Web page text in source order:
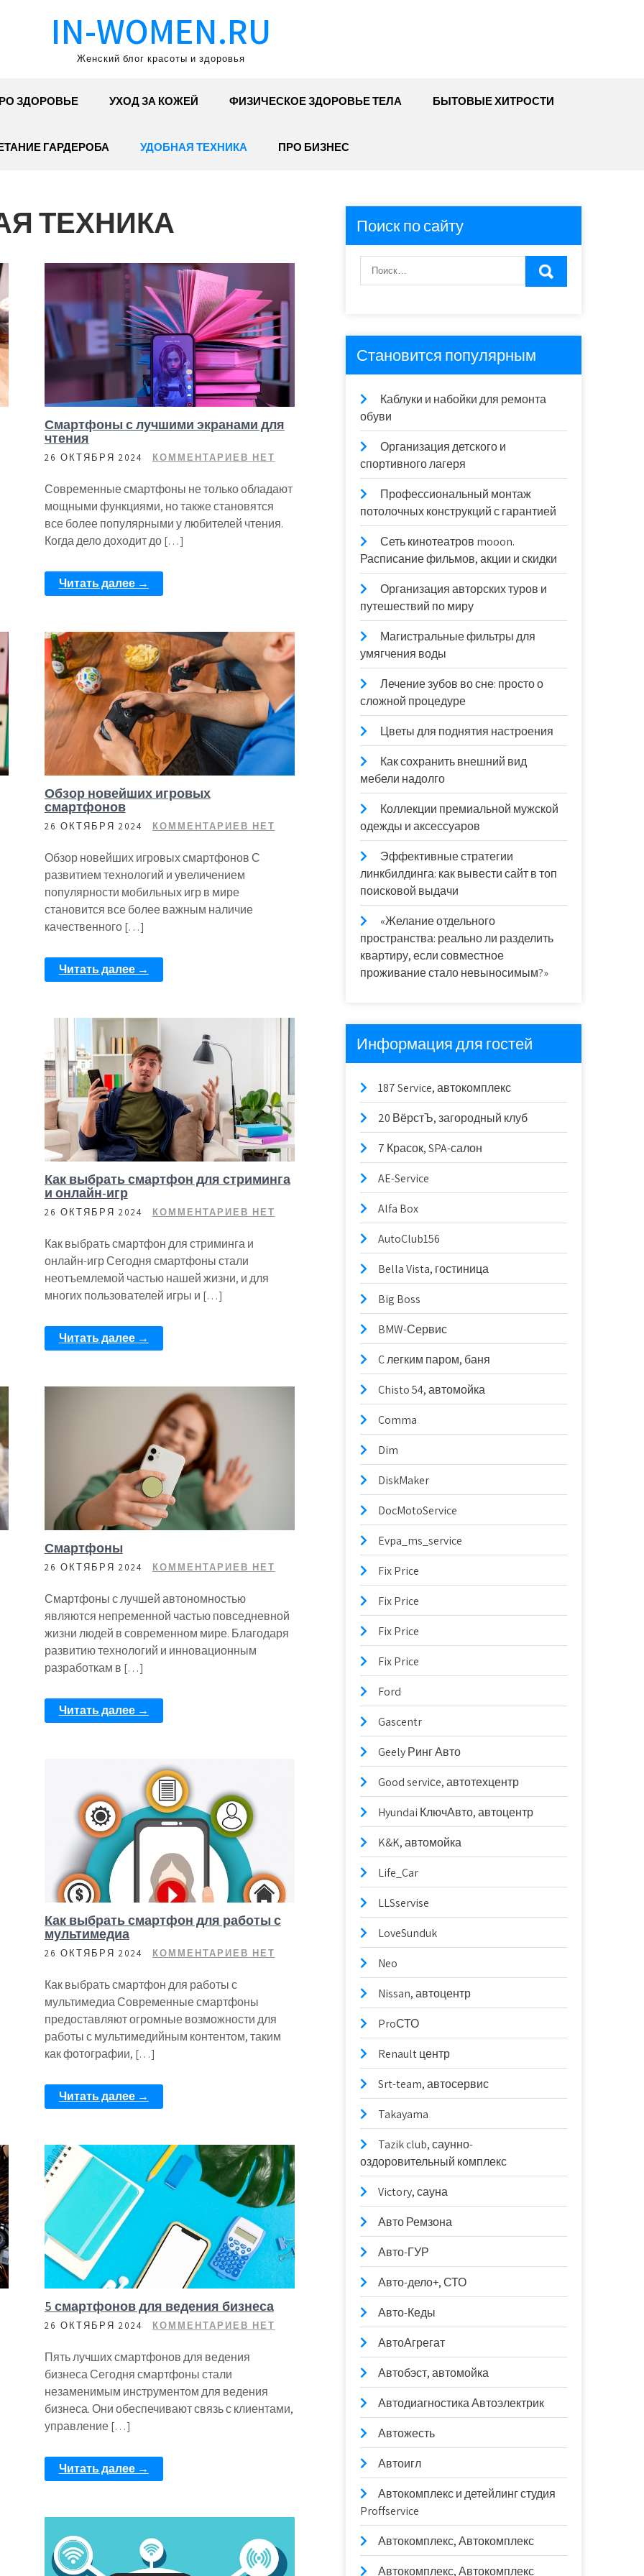
IN-WOMEN.RU
Женский блог красоты и здоровья
ЗДОРОВЬЕ УХОД ЗА КОЖЕЙ ФИЗИЧЕСКОЕ ЗДОРОВЬЕ ТЕЛА БЫТОВЫЕ ХИТРОСТИ
ГАРДЕРОБА УДОБНАЯ ТЕХНИКА ПРО БИЗНЕС
ТЕХНИКА
Смартфоны с лучшими экранами для
чтения
26 ОКТЯБРЯ 2024 КОММЕНТАРИЕВ НЕТ
Современные смартфоны не только обладают
мощными функциями, но также становятся
все более популярными у любителей чтения.
Когда дело доходит до […]
Читать далее →
Обзор новейших игровых
смартфонов
26 ОКТЯБРЯ 2024 КОММЕНТАРИЕВ НЕТ
Обзор новейших игровых смартфонов С
развитием технологий и увеличением
популярности мобильных игр в мире
становится все более важным наличие
качественного […]
Читать далее →
Как выбрать смартфон для стриминга
и онлайн-игр
26 ОКТЯБРЯ 2024 КОММЕНТАРИЕВ НЕТ
Как выбрать смартфон для стриминга и
онлайн-игр Сегодня смартфоны стали
неотъемлемой частью нашей жизни, и для
многих пользователей игры и […]
Читать далее →
Смартфоны
26 ОКТЯБРЯ 2024 КОММЕНТАРИЕВ НЕТ
Смартфоны с лучшей автономностью
являются непременной частью повседневной
жизни людей в современном мире. Благодаря
развитию технологий и инновационным
разработкам в […]
Читать далее →
Как выбрать смартфон для работы с
мультимедиа
26 ОКТЯБРЯ 2024 КОММЕНТАРИЕВ НЕТ
Как выбрать смартфон для работы с
мультимедиа Современные смартфоны
предоставляют огромные возможности для
работы с мультимедийным контентом, таким
как фотографии, […]
Читать далее →
5 смартфонов для ведения бизнеса
26 ОКТЯБРЯ 2024 КОММЕНТАРИЕВ НЕТ
Пять лучших смартфонов для ведения
бизнеса Сегодня смартфоны стали
незаменимым инструментом для ведения
бизнеса. Они обеспечивают связь с клиентами,
управление […]
Читать далее →
Поиск по сайту
Становится популярным
Каблуки и набойки для ремонта
обуви
Организация детского и
спортивного лагеря
Профессиональный монтаж
потолочных конструкций с гарантией
Сеть кинотеатров mooon.
Расписание фильмов, акции и скидки
Организация авторских туров и
путешествий по миру
Магистральные фильтры для
умягчения воды
Лечение зубов во сне: просто о
сложной процедуре
Цветы для поднятия настроения
Как сохранить внешний вид
мебели надолго
Коллекции премиальной мужской
одежды и аксессуаров
Эффективные стратегии
линкбилдинга: как вывести сайт в топ
поисковой выдачи
«Желание отдельного
пространства: реально ли разделить
квартиру, если совместное
проживание стало невыносимым?»
Информация для гостей
187 Service, автокомплекс
20 ВёрстЪ, загородный клуб
7 Красок, SPA-салон
AE-Service
Alfa Box
AutoClub156
Bella Vista, гостиница
Big Boss
BMW-Сервис
C легким паром, баня
Chisto 54, автомойка
Comma
Dim
DiskMaker
DocMotoService
Evpa_ms_service
Fix Price
Fix Price
Fix Price
Fix Price
Ford
Gascentr
Geely Ринг Авто
Good serviсe, автотехцентр
Hyundai КлючАвто, автоцентр
K&K, автомойка
Life_Car
LLSservise
LoveSunduk
Neo
Nissan, автоцентр
ProСТО
Renault центр
Srt-team, автосервис
Takayama
Tazik club, саунно-
оздоровительный комплекс
Victory, сауна
Авто Ремзона
Авто-ГУР
Авто-дело+, СТО
Авто-Кеды
АвтоАгрегат
Автобэст, автомойка
Автодиагностика Автоэлектрик
Автожесть
Автоигл
Автокомплекс и детейлинг студия
Proffservice
Автокомплекс, Автокомплекс
Автокомплекс, Автокомплекс